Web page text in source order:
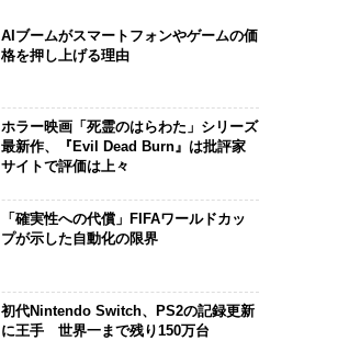
AIブームがスマートフォンやゲームの価
格を押し上げる理由
ホラー映画「死霊のはらわた」シリーズ
最新作、『Evil Dead Burn』は批評家
サイトで評価は上々
「確実性への代償」FIFAワールドカッ
プが示した自動化の限界
初代Nintendo Switch、PS2の記録更新
に王手 世界一まで残り150万台